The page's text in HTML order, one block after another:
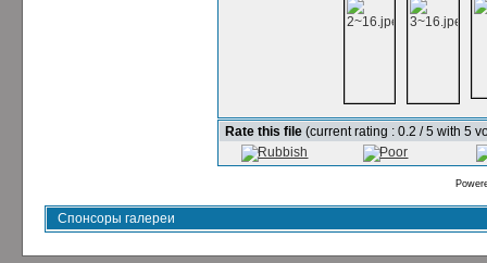
Rate this file (current rating : 0.2 / 5 with 5
Спонсоры галереи